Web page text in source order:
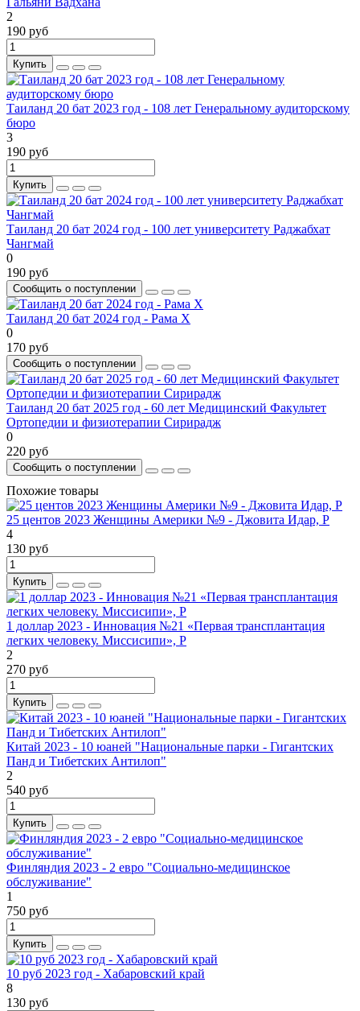
2
190 руб
Купить
Таиланд 20 бат 2023 год - 108 лет Генеральному аудиторскому
бюро
3
190 руб
Купить
Таиланд 20 бат 2024 год - 100 лет университету Раджабхат
Чангмай
0
190 руб
Сообщить о поступлении
Таиланд 20 бат 2024 год - Рама X
0
170 руб
Сообщить о поступлении
Таиланд 20 бат 2025 год - 60 лет Медицинский Факультет
Ортопедии и физиотерапии Сирирадж
0
220 руб
Сообщить о поступлении
Похожие товары
25 центов 2023 Женщины Америки №9 - Джовита Идар, P
4
130 руб
Купить
1 доллар 2023 - Инновация №21 «Первая трансплантация
легких человеку. Миссисипи», P
2
270 руб
Купить
Китай 2023 - 10 юаней "Национальные парки - Гигантских
Панд и Тибетских Антилоп"
2
540 руб
Купить
Финляндия 2023 - 2 евро "Социально-медицинское
обслуживание"
1
750 руб
Купить
10 руб 2023 год - Хабаровский край
8
130 руб